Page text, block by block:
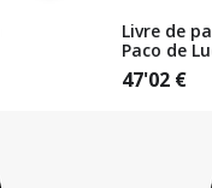
Livre de
Paco de
47'02 €